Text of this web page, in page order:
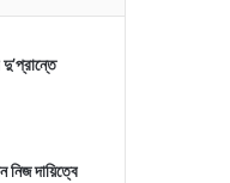
নিজ দায়িত্বে